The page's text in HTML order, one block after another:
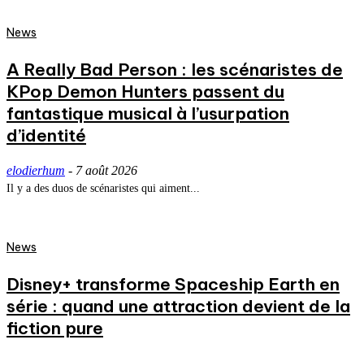
News
A Really Bad Person : les scénaristes de
KPop Demon Hunters passent du
fantastique musical à l’usurpation
d’identité
elodierhum - 7 août 2026
Il y a des duos de scénaristes qui aiment...
News
Disney+ transforme Spaceship Earth en
série : quand une attraction devient de la
fiction pure